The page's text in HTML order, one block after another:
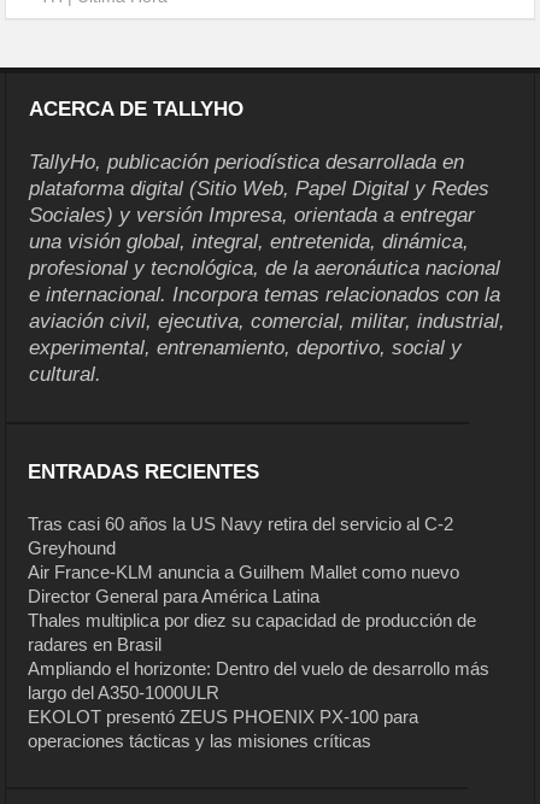
ACERCA DE TALLYHO
TallyHo, publicación periodística desarrollada en
plataforma digital (Sitio Web, Papel Digital y Redes
Sociales) y versión Impresa, orientada a entregar
una visión global, integral, entretenida, dinámica,
profesional y tecnológica, de la aeronáutica nacional
e internacional. Incorpora temas relacionados con la
aviación civil, ejecutiva, comercial, militar, industrial,
experimental, entrenamiento, deportivo, social y
cultural.
ENTRADAS RECIENTES
Tras casi 60 años la US Navy retira del servicio al C-2
Greyhound
Air France-KLM anuncia a Guilhem Mallet como nuevo
Director General para América Latina
Thales multiplica por diez su capacidad de producción de
radares en Brasil
Ampliando el horizonte: Dentro del vuelo de desarrollo más
largo del A350-1000ULR
EKOLOT presentó ZEUS PHOENIX PX-100 para
operaciones tácticas y las misiones críticas